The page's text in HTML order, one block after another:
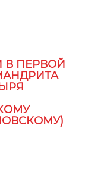
В ПЕРВОЙ